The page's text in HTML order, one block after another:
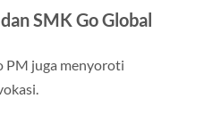
SMK Go Global
PM juga menyoroti